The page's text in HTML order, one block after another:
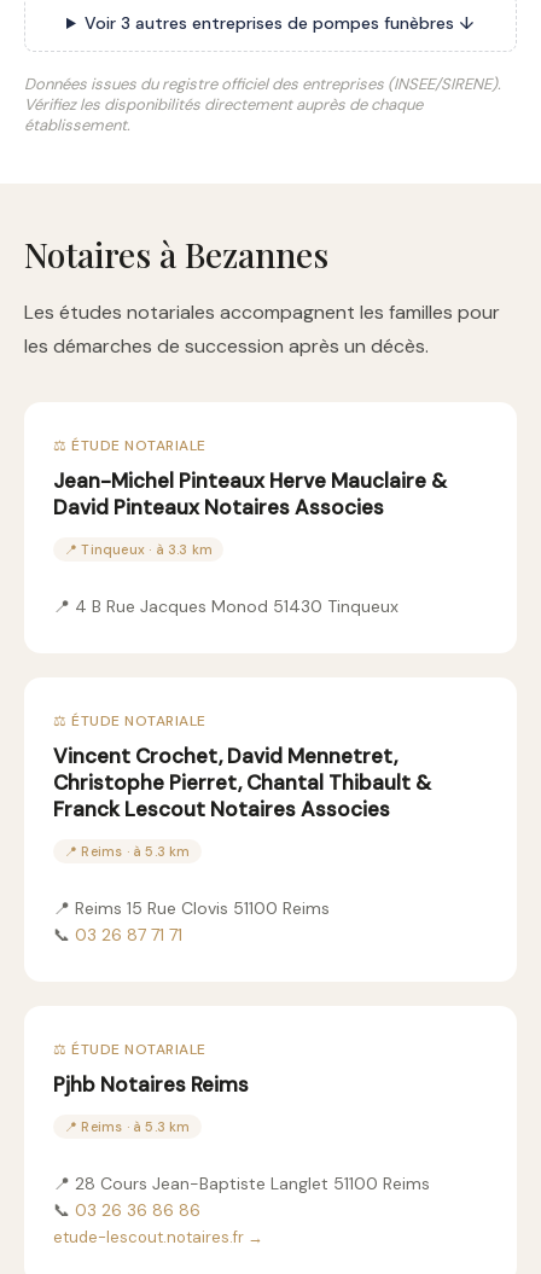
Voir 3 autres entreprises de pompes funèbres ↓
Données issues du registre officiel des entreprises (INSEE/SIRENE).
Vérifiez les disponibilités directement auprès de chaque
établissement.
Notaires à Bezannes
Les études notariales accompagnent les familles pour
les démarches de succession après un décès.
⚖️ ÉTUDE NOTARIALE
Jean-Michel Pinteaux Herve Mauclaire &
David Pinteaux Notaires Associes
📍 Tinqueux · à 3.3 km
📍 4 B Rue Jacques Monod 51430 Tinqueux
⚖️ ÉTUDE NOTARIALE
Vincent Crochet, David Mennetret,
Christophe Pierret, Chantal Thibault &
Franck Lescout Notaires Associes
📍 Reims · à 5.3 km
📍 Reims 15 Rue Clovis 51100 Reims
📞 03 26 87 71 71
⚖️ ÉTUDE NOTARIALE
Pjhb Notaires Reims
📍 Reims · à 5.3 km
📍 28 Cours Jean-Baptiste Langlet 51100 Reims
📞 03 26 36 86 86
etude-lescout.notaires.fr →